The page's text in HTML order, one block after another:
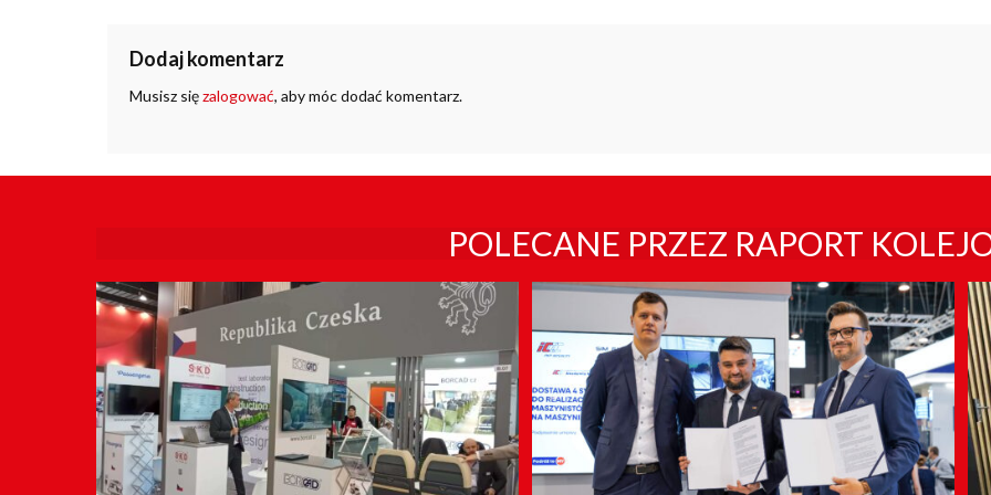
Dodaj komentarz
Musisz sięzalogować, aby móc dodać komentarz.
POLECANE PRZEZ RAPORT